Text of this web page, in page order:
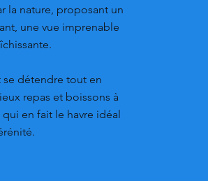
la nature, proposant un
une vue imprenable
se détendre tout en
repas et boissons à
en fait le havre idéal